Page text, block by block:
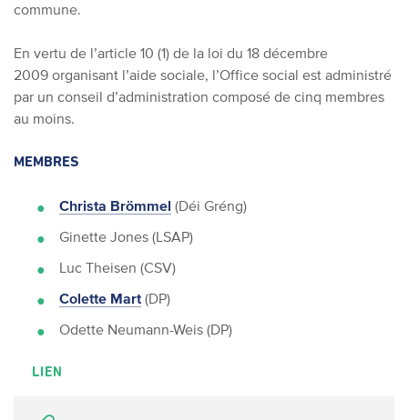
commune.
En vertu de l’article 10 (1) de la loi du 18 décembre
2009 organisant l’aide sociale, l’Office social est administré
par un conseil d’administration composé de cinq membres
au moins.
MEMBRES
Christa Brömmel (Déi Gréng)
Ginette Jones (LSAP)
Luc Theisen (CSV)
Colette Mart (DP)
Odette Neumann-Weis (DP)
LIEN